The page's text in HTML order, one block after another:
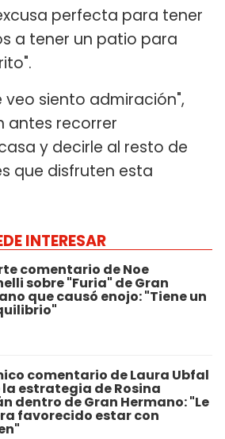
perfecta para tener
a tener un patio para
veo siento admiración",
antes recorrer
y decirle al resto de
que disfruten esta
INTERESAR
comentario de Noe
sobre "Furia" de Gran
que causó enojo: "Tiene un
comentario de Laura Ubfal
la estrategia de Rosina
dentro de Gran Hermano: "Le
favorecido estar con